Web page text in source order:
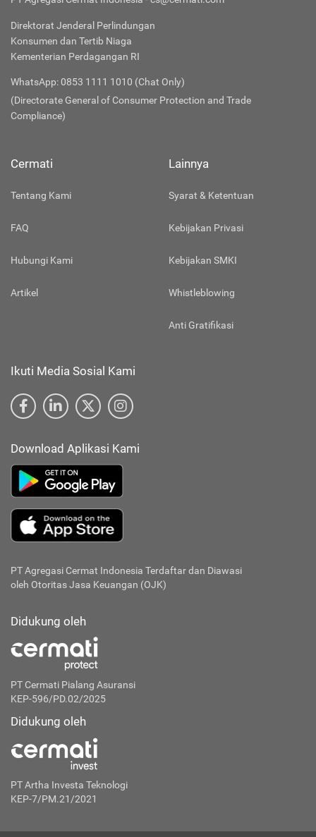
Direktorat Jenderal Perlindungan
Konsumen dan Tertib Niaga
Kementerian Perdagangan RI
WhatsApp: 0853 1111 1010 (Chat Only)
(Directorate General of Consumer Protection and Trade
Compliance)
Cermati
Tentang Kami
FAQ
Hubungi Kami
Artikel
Lainnya
Syarat & Ketentuan
Kebijakan Privasi
Kebijakan SMKI
Whistleblowing
Anti Gratifikasi
Ikuti Media Sosial Kami
Download Aplikasi Kami
PT Agregasi Cermat Indonesia Terdaftar dan Diawasi
oleh Otoritas Jasa Keuangan (OJK)
Didukung oleh
PT Cermati Pialang Asuransi
KEP-596/PD.02/2025
Didukung oleh
PT Artha Investa Teknologi
KEP-7/PM.21/2021